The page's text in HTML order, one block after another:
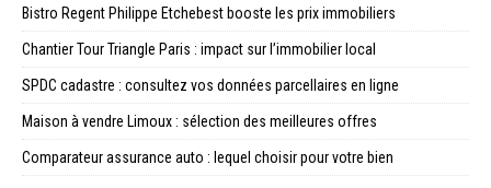
Bistro Regent Philippe Etchebest booste les prix immobiliers
Chantier Tour Triangle Paris : impact sur l’immobilier local
SPDC cadastre : consultez vos données parcellaires en ligne
Maison à vendre Limoux : sélection des meilleures offres
Comparateur assurance auto : lequel choisir pour votre bien